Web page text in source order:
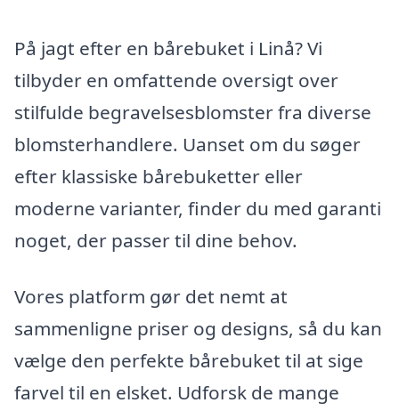
På jagt efter en bårebuket i Linå? Vi
tilbyder en omfattende oversigt over
stilfulde begravelsesblomster fra diverse
blomsterhandlere. Uanset om du søger
efter klassiske bårebuketter eller
moderne varianter, finder du med garanti
noget, der passer til dine behov.
Vores platform gør det nemt at
sammenligne priser og designs, så du kan
vælge den perfekte bårebuket til at sige
farvel til en elsket. Udforsk de mange